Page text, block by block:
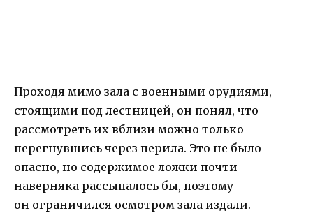
Проходя мимо зала с военными орудиями,
стоящими под лестницей, он понял, что
рассмотреть их вблизи можно только
перегнувшись через перила. Это не было
опасно, но содержимое ложки почти
наверняка рассыпалось бы, поэтому
он ограничился осмотром зала издали.